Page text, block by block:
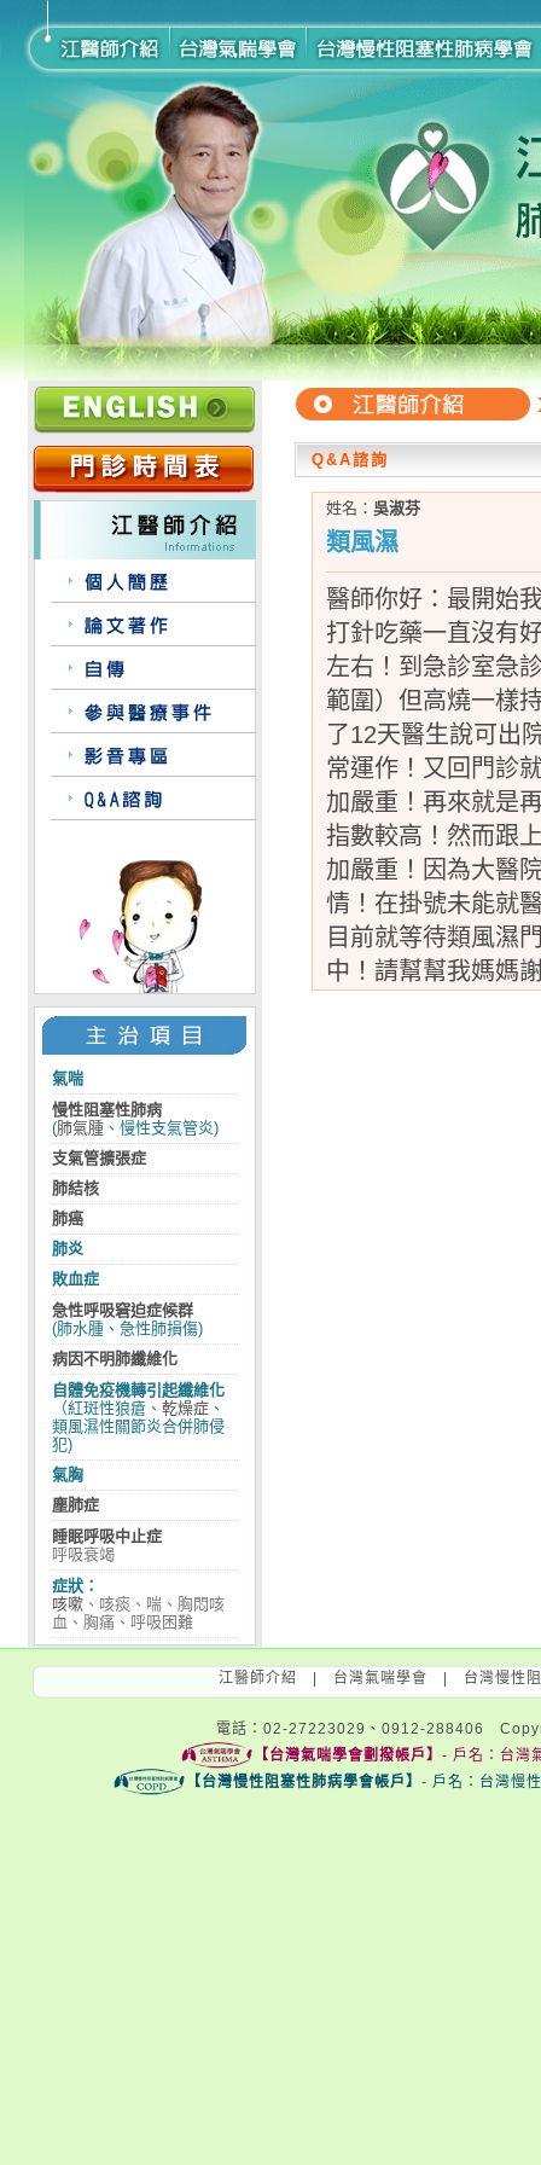
氣喘
慢性阻塞性肺病
(肺氣腫 、慢性支氣管炎)
支氣管擴張症
肺結核
肺癌
肺炎
敗血症
急性呼吸窘迫症候群
(肺水腫、急性肺損傷)
病因不明肺纖維化
自體免疫機轉引起纖維化
（紅斑性狼瘡、 乾燥症 、
類風濕性關節炎合併肺侵
犯)
氣胸
塵肺症
睡眠呼吸中止症
呼吸衰竭
症狀：
咳嗽 、咳痰、喘、胸悶咳
血、胸痛、呼吸困難
Q&A諮詢
姓名： 吳淑芬
類風濕
醫師你好：最開始
打針吃藥一直沒有
左右！到急診室急
範圍）但高燒一樣
了12天醫生說可出
常運作！又回門診
加嚴重！再來就是
指數較高！然而跟
加嚴重！因為大醫
情！在掛號未能就
目前就等待類風濕
中！請幫幫我媽媽
江醫師介紹 台灣氣喘學會 台灣慢性
電話：02-27223029、0912-288406
【台灣氣喘學會劃撥帳戶】 - 戶名：台灣
【台灣慢性阻塞性肺病學會帳戶】 - 戶名：台灣慢